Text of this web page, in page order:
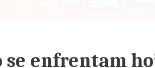
se enfrentam